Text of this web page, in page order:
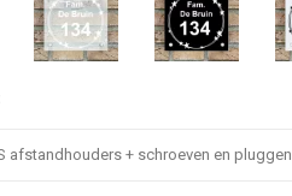
afstandhouders + schroeven en pluggen